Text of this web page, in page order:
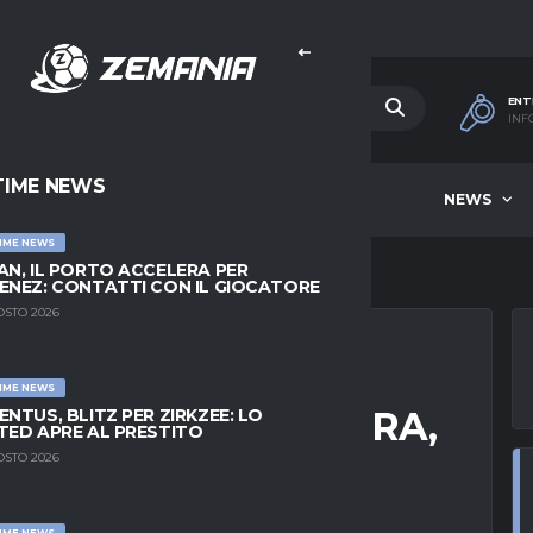
NEWS
NEWS
NEWS
IL PORTO ACCELERA PER
CONTATTI CON IL GIOCATORE
2026
NEWS
BLITZ PER ZIRKZEE: LO
APRE AL PRESTITO
2026
MANNA ACCELERA,